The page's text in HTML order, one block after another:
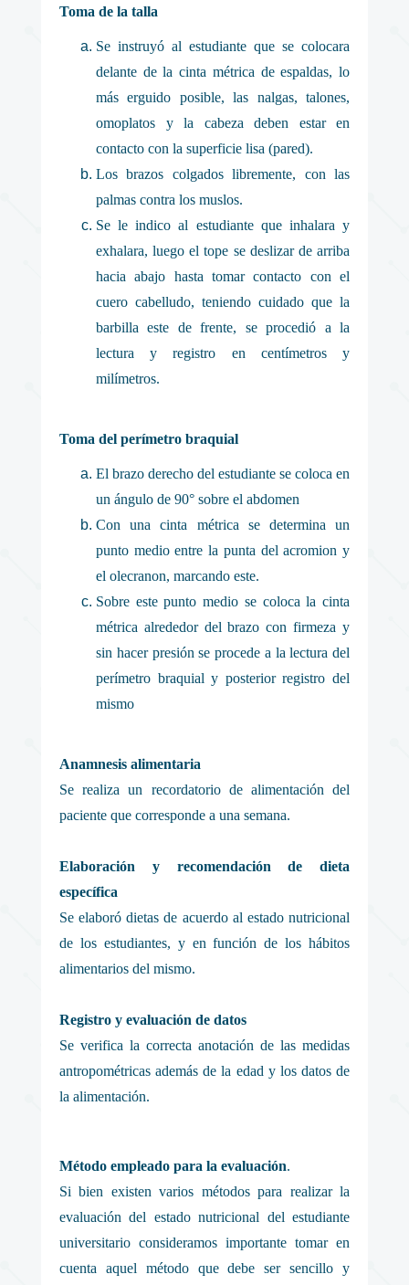
Toma de la talla
Se instruyó al estudiante que se colocara
delante de la cinta métrica de espaldas, lo
más erguido posible, las nalgas, talones,
omoplatos y la cabeza deben estar en
contacto con la superficie lisa (pared).
Los brazos colgados libremente, con las
palmas contra los muslos.
Se le indico al estudiante que inhalara y
exhalara, luego el tope se deslizar de arriba
hacia abajo hasta tomar contacto con el
cuero cabelludo, teniendo cuidado que la
barbilla este de frente, se procedió a la
lectura y registro en centímetros y
milímetros.
Toma del perímetro braquial
El brazo derecho del estudiante se coloca en
un ángulo de 90° sobre el abdomen
Con una cinta métrica se determina un
punto medio entre la punta del acromion y
el olecranon, marcando este.
Sobre este punto medio se coloca la cinta
métrica alrededor del brazo con firmeza y
sin hacer presión se procede a la lectura del
perímetro braquial y posterior registro del
mismo
Anamnesis alimentaria
Se realiza un recordatorio de alimentación del
paciente que corresponde a una semana.
Elaboración y recomendación de dieta
específica
Se elaboró dietas de acuerdo al estado nutricional
de los estudiantes, y en función de los hábitos
alimentarios del mismo.
Registro y evaluación de datos
Se verifica la correcta anotación de las medidas
antropométricas además de la edad y los datos de
la alimentación.
Método empleado para la evaluación.
Si bien existen varios métodos para realizar la
evaluación del estado nutricional del estudiante
universitario consideramos importante tomar en
cuenta aquel método que debe ser sencillo y